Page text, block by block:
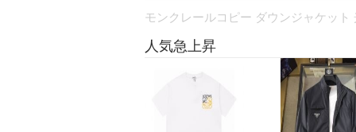
モンクレールコピー ダウンジャケッ
人気急上昇